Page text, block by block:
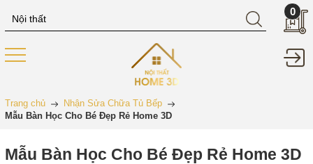
0
Trang chủ
Nhận Sửa Chữa Tủ Bếp
Mẫu Bàn Học Cho Bé Đẹp Rẻ Home 3D
Mẫu Bàn Học Cho Bé Đẹp Rẻ Home 3D